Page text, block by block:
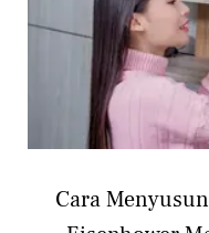
Cara